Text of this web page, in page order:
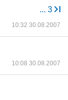
... 3
10:32 30.08.2007
10:08 30.08.2007